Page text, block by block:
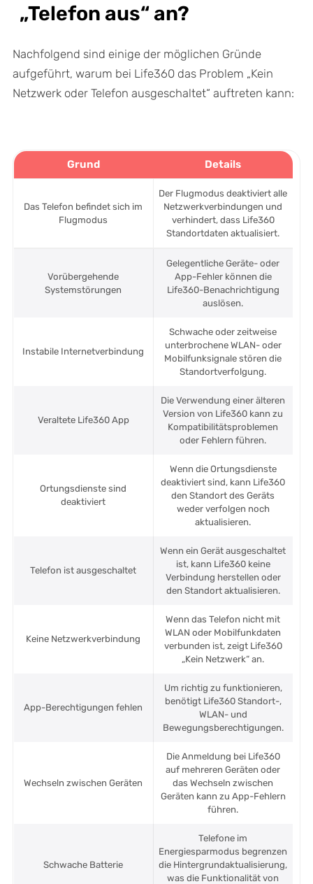
„Telefon aus“ an?
Nachfolgend sind einige der möglichen Gründe
aufgeführt, warum bei Life360 das Problem „Kein
Netzwerk oder Telefon ausgeschaltet“ auftreten kann:
Grund Details
Das Telefon befindet sich im
Flugmodus
Der Flugmodus deaktiviert alle
Netzwerkverbindungen und
verhindert, dass Life360
Standortdaten aktualisiert.
Vorübergehende
Systemstörungen
Gelegentliche Geräte- oder
App-Fehler können die
Life360-Benachrichtigung
auslösen.
Instabile Internetverbindung
Schwache oder zeitweise
unterbrochene WLAN- oder
Mobilfunksignale stören die
Standortverfolgung.
Veraltete Life360 App
Die Verwendung einer älteren
Version von Life360 kann zu
Kompatibilitätsproblemen
oder Fehlern führen.
Ortungsdienste sind
deaktiviert
Wenn die Ortungsdienste
deaktiviert sind, kann Life360
den Standort des Geräts
weder verfolgen noch
aktualisieren.
Telefon ist ausgeschaltet
Wenn ein Gerät ausgeschaltet
ist, kann Life360 keine
Verbindung herstellen oder
den Standort aktualisieren.
Keine Netzwerkverbindung
Wenn das Telefon nicht mit
WLAN oder Mobilfunkdaten
verbunden ist, zeigt Life360
„Kein Netzwerk“ an.
App-Berechtigungen fehlen
Um richtig zu funktionieren,
benötigt Life360 Standort-,
WLAN- und
Bewegungsberechtigungen.
Wechseln zwischen Geräten
Die Anmeldung bei Life360
auf mehreren Geräten oder
das Wechseln zwischen
Geräten kann zu App-Fehlern
führen.
Schwache Batterie
Telefone im
Energiesparmodus begrenzen
die Hintergrundaktualisierung,
was die Funktionalität von